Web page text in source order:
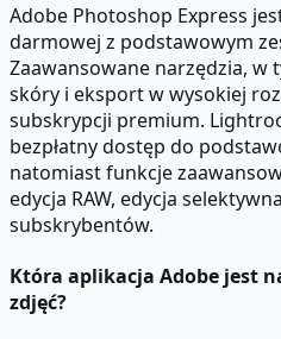
Adobe Photoshop Express
darmowej z podstawowym
Zaawansowane narzędzia, w
skóry i eksport w wysokiej
subskrypcji premium.
bezpłatny dostęp do
natomiast funkcje
edycja RAW, edycja
subskrybentów.
Która aplikacja Adobe jest
zdjęć?